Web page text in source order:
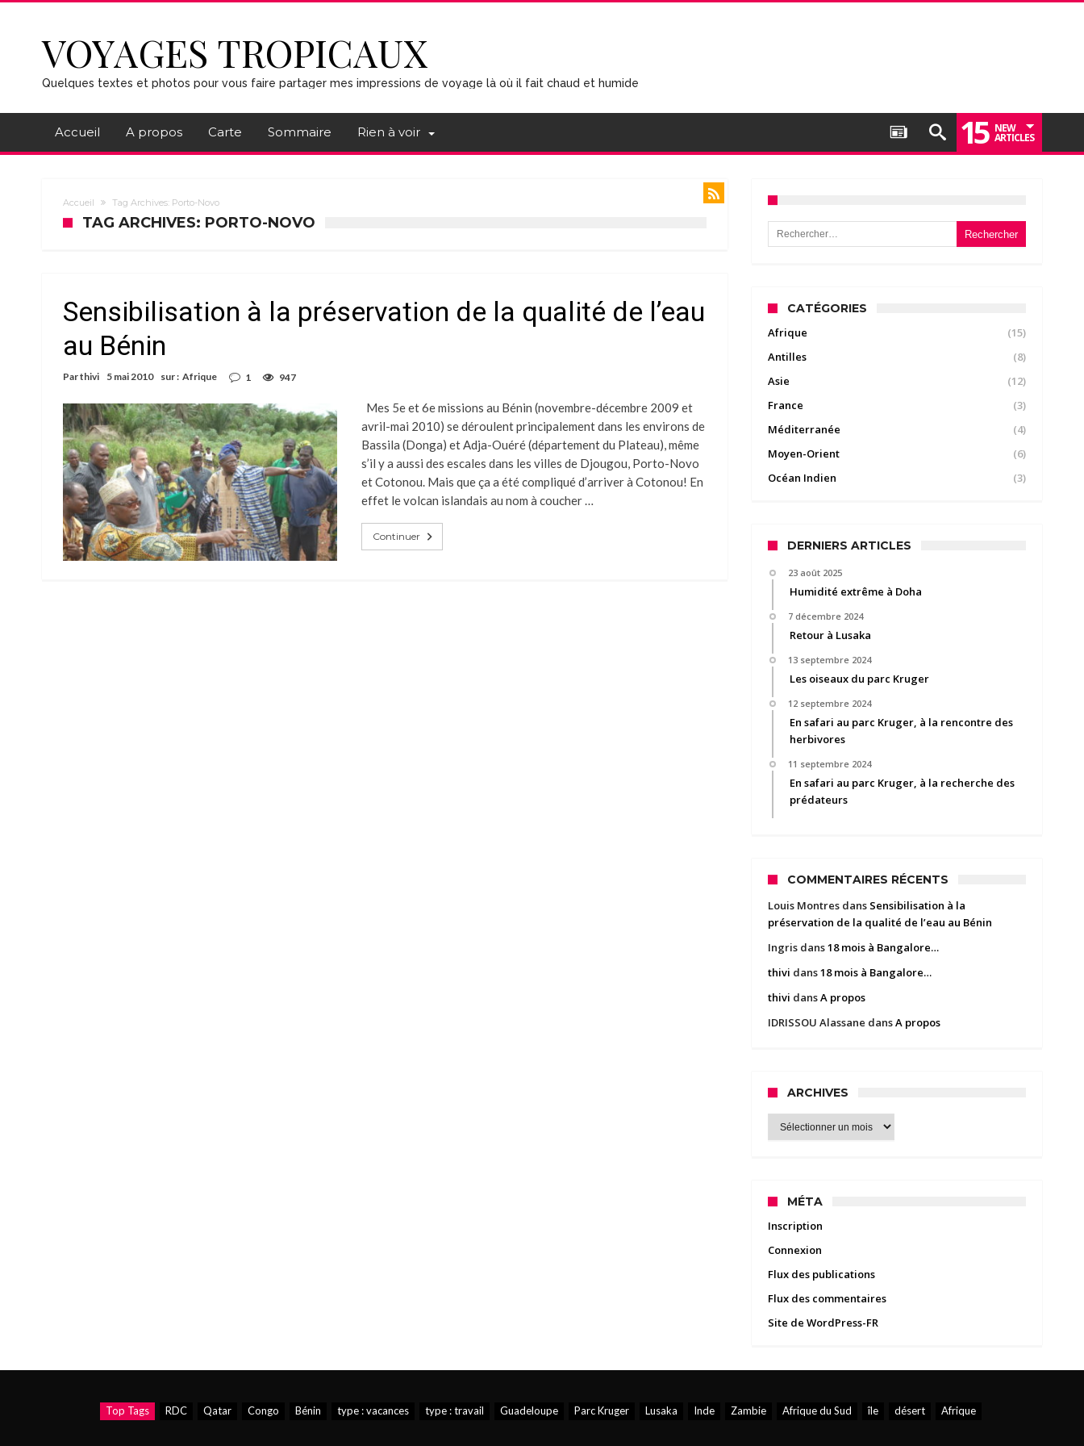
VOYAGES TROPICAUX
Quelques textes et photos pour vous faire partager mes impressions de voyage là où il fait chaud et humide
Accueil A propos Carte Sommaire Rien à voir 15 NEW
ARTICLES
Accueil Tag Archives: Porto-Novo
TAG ARCHIVES: PORTO-NOVO
Sensibilisation à la préservation de la qualité de l’eau
au Bénin
Parthivi 5 mai 2010 sur : Afrique 1 947
Mes 5e et 6e missions au Bénin (novembre-décembre 2009 et
avril-mai 2010) se déroulent principalement dans les environs de
Bassila (Donga) et Adja-Ouéré (département du Plateau), même
s’il y a aussi des escales dans les villes de Djougou, Porto-Novo
et Cotonou. Mais que ça a été compliqué d’arriver à Cotonou! En
effet le volcan islandais au nom à coucher …
Continuer
Rechercher :
CATÉGORIES
Afrique
(15)
Antilles
(8)
Asie
(12)
France
(3)
Méditerranée
(4)
Moyen-Orient
(6)
Océan Indien
(3)
DERNIERS ARTICLES
23 août 2025
Humidité extrême à Doha
7 décembre 2024
Retour à Lusaka
13 septembre 2024
Les oiseaux du parc Kruger
12 septembre 2024
En safari au parc Kruger, à la rencontre des
herbivores
11 septembre 2024
En safari au parc Kruger, à la recherche des
prédateurs
COMMENTAIRES RÉCENTS
Louis Montres dans Sensibilisation à la
préservation de la qualité de l’eau au Bénin
Ingris dans18 mois à Bangalore…
thivi dans18 mois à Bangalore…
thivi dansA propos
IDRISSOU Alassane dansA propos
ARCHIVES
Archives
MÉTA
Inscription
Connexion
Flux des publications
Flux des commentaires
Site de WordPress-FR
Top Tags RDC Qatar Congo Bénin type : vacances type : travail Guadeloupe Parc Kruger Lusaka Inde Zambie Afrique du Sud île désert Afrique